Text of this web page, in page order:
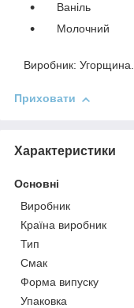
Ваніль
Молочний
Виробник: Угорщина.
Приховати
Характеристики
Основні
Виробник
Країна виробник
Тип
Смак
Форма випуску
Упаковка